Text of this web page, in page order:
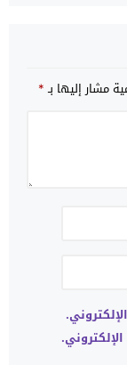
مشار إليها بـ*